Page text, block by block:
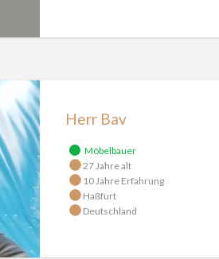
Herr Bav
Möbelbauer
27 Jahre alt
10 Jahre Erfahrung
Haßfurt
Deutschland